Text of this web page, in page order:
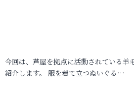
今回は、芦屋を拠点に活動されている羊
紹介します。 服を着て立つぬいぐる…